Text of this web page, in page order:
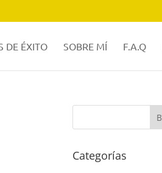
DE ÉXITO SOBRE MÍ F.A.Q
Categorías